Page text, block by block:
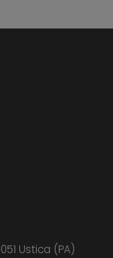
Ustica (PA)